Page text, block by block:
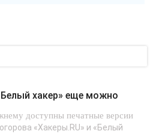
хакер» еще можно
доступны печатные версии
«Хакеры.RU» и «Белый